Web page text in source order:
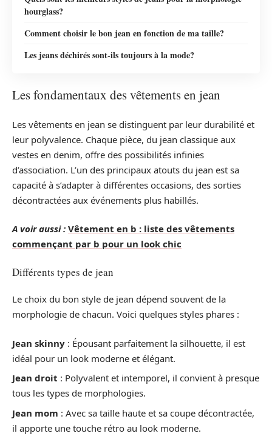
hourglass?
Comment choisir le bon jean en fonction de ma taille?
Les jeans déchirés sont-ils toujours à la mode?
Les fondamentaux des vêtements en jean
Les vêtements en jean se distinguent par leur durabilité et
leur polyvalence. Chaque pièce, du jean classique aux
vestes en denim, offre des possibilités infinies
d’association. L’un des principaux atouts du jean est sa
capacité à s’adapter à différentes occasions, des sorties
décontractées aux événements plus habillés.
A voir aussi : Vêtement en b : liste des vêtements
commençant par b pour un look chic
Différents types de jean
Le choix du bon style de jean dépend souvent de la
morphologie de chacun. Voici quelques styles phares :
Jean skinny : Épousant parfaitement la silhouette, il est
idéal pour un look moderne et élégant.
Jean droit : Polyvalent et intemporel, il convient à presque
tous les types de morphologies.
Jean mom : Avec sa taille haute et sa coupe décontractée,
il apporte une touche rétro au look moderne.